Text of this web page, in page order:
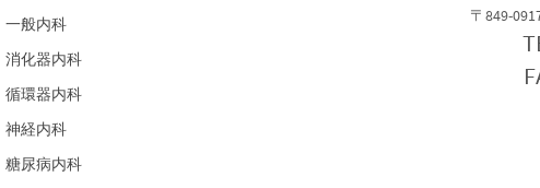
一般内科
消化器内科
循環器内科
神経内科
糖尿病内科
〒849-